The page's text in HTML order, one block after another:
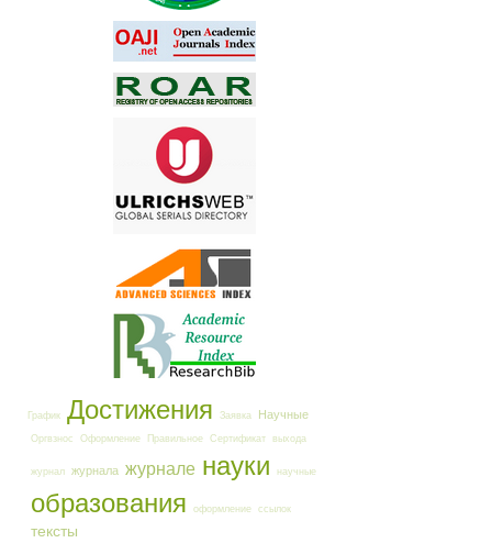
График Достижения Заявка Научные
Оргвзнос Оформление Правильное Сертификат выхода
журнал журнала журнале науки научные
образования оформление ссылок
тексты